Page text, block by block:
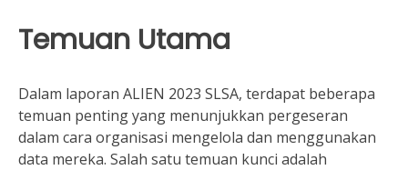
Temuan Utama
Dalam laporan ALIEN 2023 SLSA, terdapat beberapa
temuan penting yang menunjukkan pergeseran
dalam cara organisasi mengelola dan menggunakan
data mereka. Salah satu temuan kunci adalah